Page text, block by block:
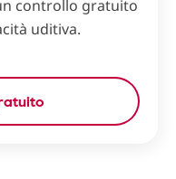
controllo gratuito
uditiva.